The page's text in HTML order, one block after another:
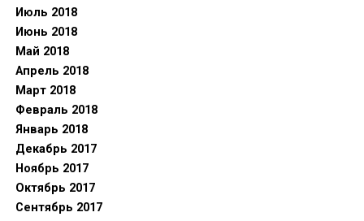
Июль 2018
Июнь 2018
Май 2018
Апрель 2018
Март 2018
Февраль 2018
Январь 2018
Декабрь 2017
Ноябрь 2017
Октябрь 2017
Сентябрь 2017